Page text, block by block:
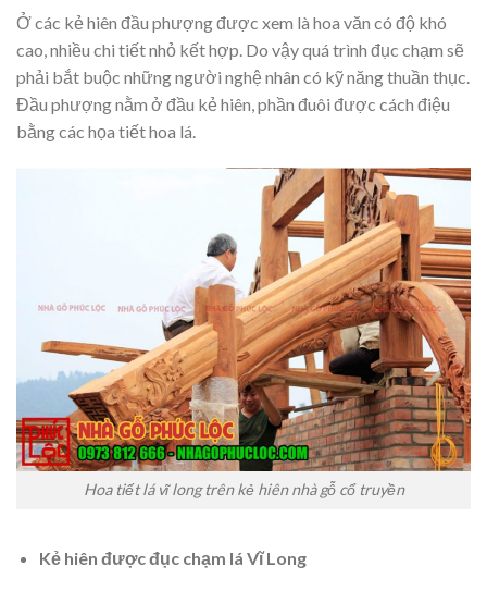
Ở các kẻ hiên đầu phượng được xem là hoa văn có độ khó
cao, nhiều chi tiết nhỏ kết hợp. Do vậy quá trình đục chạm sẽ
phải bắt buộc những người nghệ nhân có kỹ năng thuần thục.
Đầu phượng nằm ở đầu kẻ hiên, phần đuôi được cách điệu
bằng các họa tiết hoa lá.
Hoa tiết lá vĩ long trên kẻ hiên nhà gỗ cổ truyền
Kẻ hiên được đục chạm lá Vĩ Long